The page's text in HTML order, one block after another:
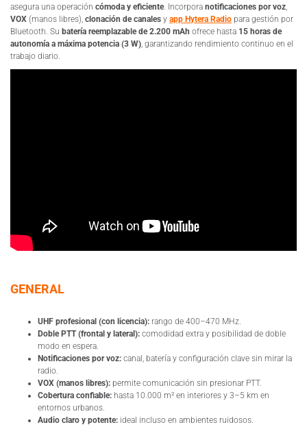
asegura una operación cómoda y eficiente. Incorpora notificaciones por voz,
VOX (manos libres), clonación de canales y app Hytera Radio para gestión por
Bluetooth. Su batería reemplazable de 2.200 mAh ofrece hasta 15 horas de
autonomía a máxima potencia (3 W), garantizando rendimiento continuo en el
trabajo diario.
GENERAL
UHF profesional (con licencia): rango de 400–470 MHz.
Doble PTT (frontal y lateral): comodidad extra y posibilidad de doble
modo en espera.
Notificaciones por voz: canal, batería y configuración clave sin mirar la
radio.
VOX (manos libres): permite comunicación sin presionar PTT.
Cobertura confiable: hasta 10.000 m² en interiores y 3–5 km en
entornos urbanos.
Audio claro y potente: ideal incluso en ambientes ruidosos.